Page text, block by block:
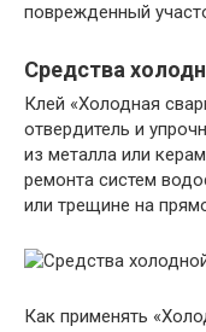
поврежденный
Средства
Клей «Холодная
отвердитель и
из металла или
ремонта систем
или трещине на
Как применять